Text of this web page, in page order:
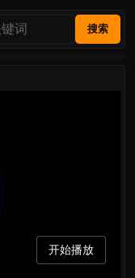
搜索
开始播放